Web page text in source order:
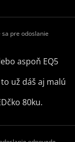
sa pre odoslanie
aspoň EQ5
už dáš aj malú
80ku.